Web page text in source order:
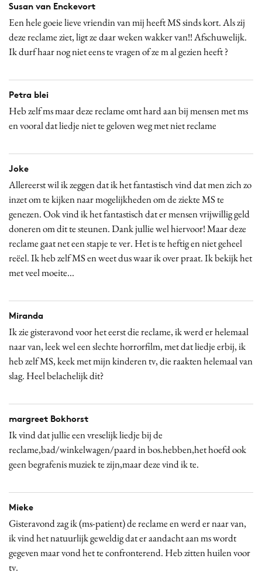
Susan van Enckevort
Een hele goeie lieve vriendin van mij heeft MS sinds kort. Als zij
deze reclame ziet, ligt ze daar weken wakker van!! Afschuwelijk.
Ik durf haar nog niet eens te vragen of ze m al gezien heeft ?
Petra blei
Heb zelf ms maar deze reclame omt hard aan bij mensen met ms
en vooral dat liedje niet te geloven weg met niet reclame
Joke
Allereerst wil ik zeggen dat ik het fantastisch vind dat men zich zo
inzet om te kijken naar mogelijkheden om de ziekte MS te
genezen. Ook vind ik het fantastisch dat er mensen vrijwillig geld
doneren om dit te steunen. Dank jullie wel hiervoor! Maar deze
reclame gaat net een stapje te ver. Het is te heftig en niet geheel
reëel. Ik heb zelf MS en weet dus waar ik over praat. Ik bekijk het
met veel moeite...
Miranda
Ik zie gisteravond voor het eerst die reclame, ik werd er helemaal
naar van, leek wel een slechte horrorfilm, met dat liedje erbij, ik
heb zelf MS, keek met mijn kinderen tv, die raakten helemaal van
slag. Heel belachelijk dit?
margreet Bokhorst
Ik vind dat jullie een vreselijk liedje bij de
reclame,bad/winkelwagen/paard in bos.hebben,het hoefd ook
geen begrafenis muziek te zijn,maar deze vind ik te.
Mieke
Gisteravond zag ik (ms-patient) de reclame en werd er naar van,
ik vind het natuurlijk geweldig dat er aandacht aan ms wordt
gegeven maar vond het te confronterend. Heb zitten huilen voor
tv.